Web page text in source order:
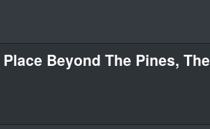
Place Beyond The Pines, The